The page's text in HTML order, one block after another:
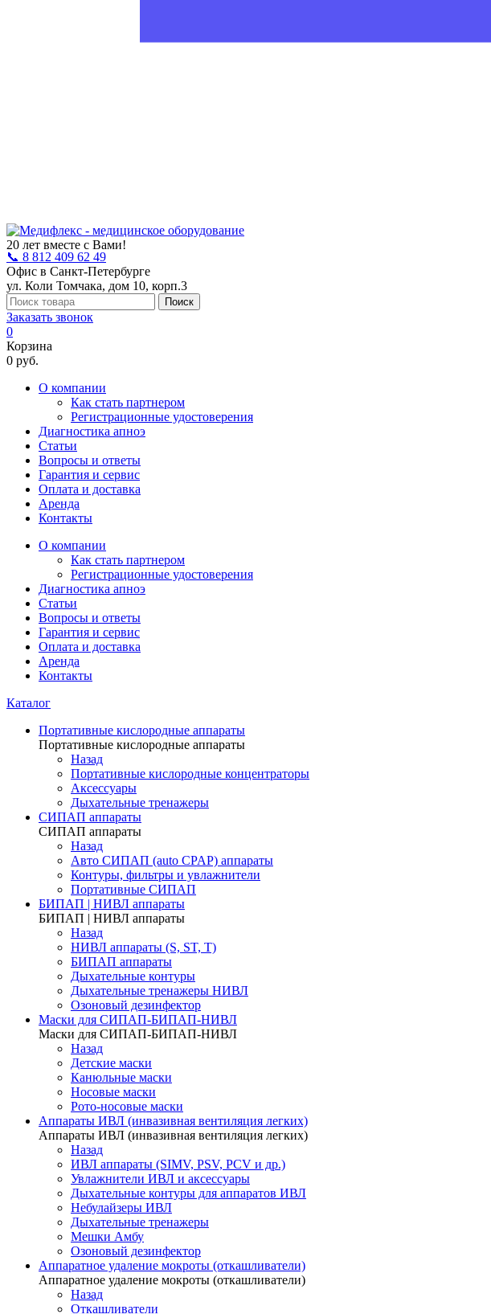
20 лет вместе с Вами!
📞 8 812 409 62 49
Офис в Санкт-Петербурге
ул. Коли Томчака, дом 10, корп.3
Поиск
Заказать звонок
0
Корзина
0 руб.
О компании
Как стать партнером
Регистрационные удостоверения
Диагностика апноэ
Статьи
Вопросы и ответы
Гарантия и сервис
Оплата и доставка
Аренда
Контакты
О компании
Как стать партнером
Регистрационные удостоверения
Диагностика апноэ
Статьи
Вопросы и ответы
Гарантия и сервис
Оплата и доставка
Аренда
Контакты
Каталог
Портативные кислородные аппараты
Портативные кислородные аппараты
Назад
Портативные кислородные концентраторы
Аксессуары
Дыхательные тренажеры
СИПАП аппараты
СИПАП аппараты
Назад
Aвто СИПАП (auto CPAP) аппараты
Контуры, фильтры и увлажнители
Портативные СИПАП
БИПАП | НИВЛ аппараты
БИПАП | НИВЛ аппараты
Назад
НИВЛ аппараты (S, ST, T)
БИПАП аппараты
Дыхательные контуры
Дыхательные тренажеры НИВЛ
Озоновый дезинфектор
Маски для СИПАП-БИПАП-НИВЛ
Маски для СИПАП-БИПАП-НИВЛ
Назад
Детские маски
Канюльные маски
Носовые маски
Рото-носовые маски
Аппараты ИВЛ (инвазивная вентиляция легких)
Аппараты ИВЛ (инвазивная вентиляция легких)
Назад
ИВЛ аппараты (SIMV, PSV, PCV и др.)
Увлажнители ИВЛ и аксессуары
Дыхательные контуры для аппаратов ИВЛ
Небулайзеры ИВЛ
Дыхательные тренажеры
Мешки Амбу
Озоновый дезинфектор
Аппаратное удаление мокроты (откашливатели)
Аппаратное удаление мокроты (откашливатели)
Назад
Откашливатели